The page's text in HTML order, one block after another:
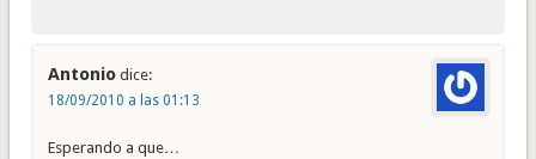
Antonio dice:
18/09/2010 a las 01:13
Esperando a que…